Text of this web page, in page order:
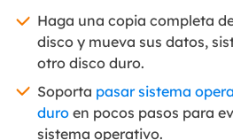
Haga una copia completa
disco y mueva sus datos,
otro disco duro.
Soporta pasar sistema
duroen pocos pasos para
sistema operativo.